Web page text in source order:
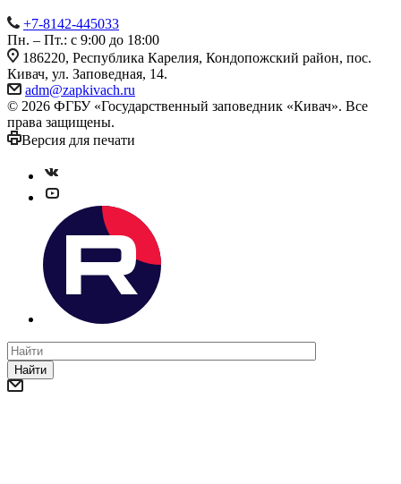
+7-8142-445033
Пн. – Пт.: с 9:00 до 18:00
186220, Республика Карелия, Кондопожский район, пос.
Кивач, ул. Заповедная, 14.
adm@zapkivach.ru
© 2026 ФГБУ «Государственный заповедник «Кивач». Все
права защищены.
Версия для печати
Найти